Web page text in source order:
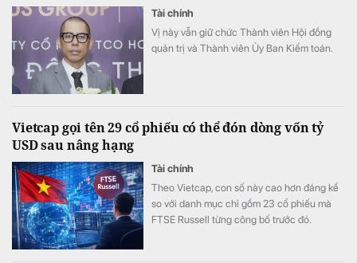
Tài chính
Vị này vẫn giữ chức Thành viên Hội đồng
quản trị và Thành viên Ủy Ban Kiểm toán.
Vietcap gọi tên 29 cổ phiếu có thể đón dòng vốn tỷ
USD sau nâng hạng
Tài chính
Theo Vietcap, con số này cao hơn đáng kể
so với danh mục chỉ gồm 23 cổ phiếu mà
FTSE Russell từng công bố trước đó.